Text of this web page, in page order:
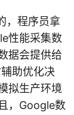
，程序员拿
性能采集数
据会提供给
助优化决
拟生产环境
，Google数